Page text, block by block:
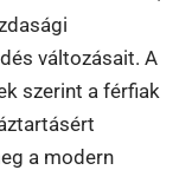
változásait. A
szerint a férfiak
a modern